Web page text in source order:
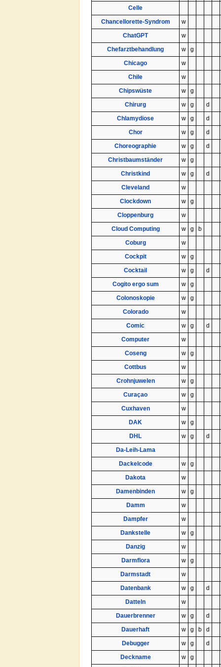
Celle
Chancellorette-Syndrom
w
ChatGPT
w
Chefarztbehandlung
w
g
Chicago
w
Chile
w
Chipswüste
w
g
Chirurg
w g
d
Chlamydiose
w g
d
Chor
w g
d
Choreographie
w g
d
Christbaumständer
w
g
Christkind
w g
d
Cleveland
w
Clockdown
w
g
Cloppenburg
w
Cloud Computing
w g
b
Coburg
w
Cockpit
w
g
Cocktail
w g
d
Cogito ergo sum
w
g
Colonoskopie
w
g
Colorado
w
Comic
w g
d
Computer
w
Coseng
w
g
Cottbus
w
Crohnjuwelen
w
g
Curaçao
w
g
Cuxhaven
w
DAK
w
g
DHL
w g
d
Da-Leih-Lama
Dackelcode
w
g
Dakota
w
Damenbinden
w
g
Damm
w
Dampfer
w
Dankstelle
w
g
Danzig
w
Darmflora
w
g
Darmstadt
w
Datenbank
w g
d
Datteln
w
Dauerbrenner
w g
d
Dauerhaft
w g b
d
Debugger
w g
d
Deckname
w
g